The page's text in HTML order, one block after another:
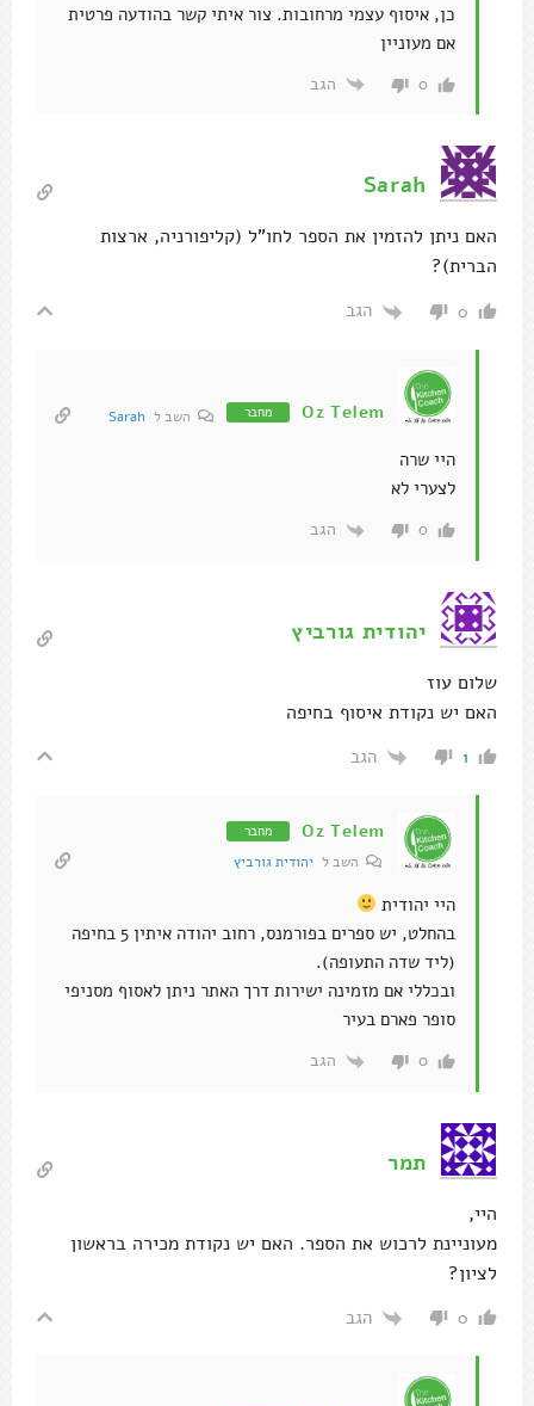
כן, איסוף עצמי מרחובות. צור איתי קשר בהודעה פרטית
אם מעוניין
0 הגב
Sarah
האם ניתן להזמין את הספר לחו"ל (קליפורניה, ארצות
הברית)?
0 הגב
Oz Telem מחבר השב ל Sarah
היי שרה
לצערי לא
0 הגב
יהודית גורביץ
שלום עוז
האם יש נקודת איסוף בחיפה
1 הגב
Oz Telem מחבר
השב ל יהודית גורביץ
היי יהודית
בהחלט, יש ספרים בפורמנס, רחוב יהודה איתין 5 בחיפה
(ליד שדה התעופה).
ובכללי אם מזמינה ישירות דרך האתר ניתן לאסוף מסניפי
סופר פארם בעיר
0 הגב
תמר
היי,
מעוניינת לרכוש את הספר. האם יש נקודת מכירה בראשון
לציון?
0 הגב